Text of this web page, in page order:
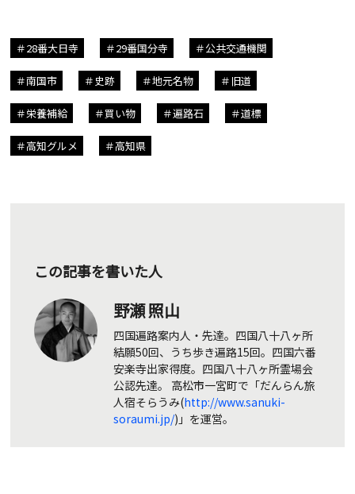
28番大日寺 29番国分寺 公共交通機関
南国市 史跡 地元名物 旧道
栄養補給 買い物 遍路石 道標
高知グルメ 高知県
この記事を書いた人
野瀬 照山
四国遍路案内人・先達。四国八十八ヶ所
結願50回、うち歩き遍路15回。四国六番
安楽寺出家得度。四国八十八ヶ所霊場会
公認先達。 高松市一宮町で「だんらん旅
人宿そらうみ(http://www.sanuki-
soraumi.jp/)」を運営。